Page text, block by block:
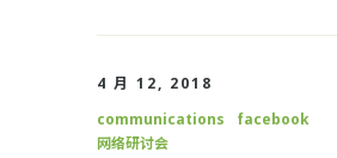
4 月 12, 2018
communications
facebook
网络研讨会